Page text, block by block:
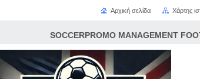
SOCCERPROMO MANAGEMENT
Αρχική σελίδα Χάρτης